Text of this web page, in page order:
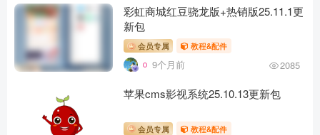
彩虹商城红豆骁龙版+热销版25.11.1更
新包
会员专属 教程&配件
9个月前 2085
苹果cms影视系统25.10.13更新包
会员专属 教程&配件